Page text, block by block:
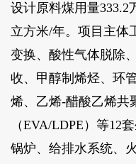
设计原料煤用量333.2
立方米/年。项目主体
变换、酸性气体脱除
收、甲醇制烯烃、环
烯、乙烯-醋酸乙烯共
（EVA/LDPE）等12
锅炉、给排水系统、